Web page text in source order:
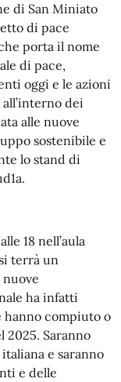
di San Miniato
di pace
porta il nome
di pace,
oggi e le azioni
dei
alle nuove
sostenibile e
lo stand di
18 nell’aula
terrà un
ha infatti
hanno compiuto o
2025. Saranno
e saranno
e delle